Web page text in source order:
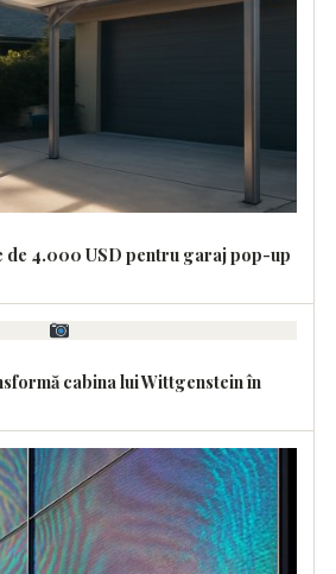
de 4.000 USD pentru garaj pop-up
cabina lui Wittgenstein în